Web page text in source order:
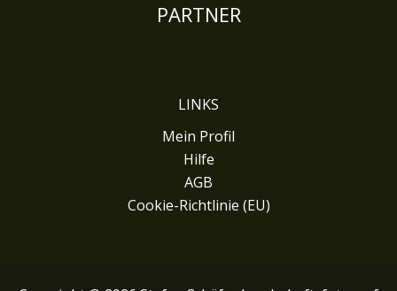
PARTNER
LINKS
Mein Profil
Hilfe
AGB
Cookie-Richtlinie (EU)